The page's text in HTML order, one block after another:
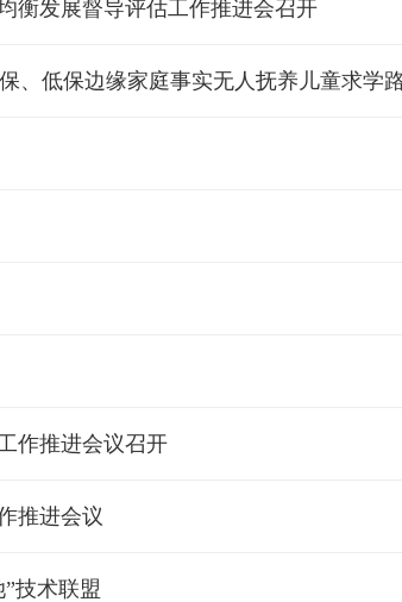
衡发展督导评估工作推进会召开
、低保边缘家庭事实无人抚养儿童求学
作推进会议召开
推进会议
技术联盟